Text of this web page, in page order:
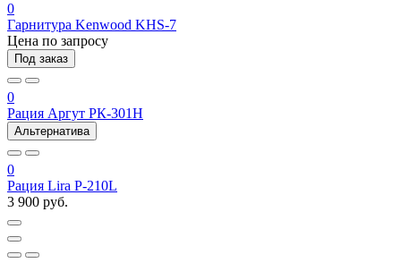
0
Гарнитура Kenwood KHS-7
Цена по запросу
Под заказ
0
Рация Аргут РК-301Н
Альтернатива
0
Рация Lira P-210L
3 900 руб.